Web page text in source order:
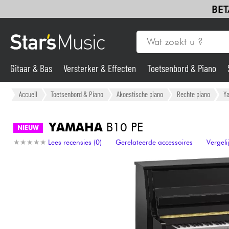
Gitaar & Bas
Synths & samplers
Gitaar & Bas Versterker & Effecten Toetsenbord & Piano
Accueil Toetsenbord & Piano Akoestische piano Rechte piano
NIEUW YAMAHA B10 PE
★ ★ ★ ★ ★
★ ★ ★ ★ ★ Lees recensies (0) Gerelateerde accessoires